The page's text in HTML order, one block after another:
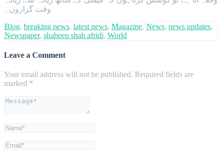
وقت گزاروں۔
Blog, breaking news, latest news, Magazine, News, news updates,
Newspaper, shaheen shah afridi, World
Leave a Comment
Your email address will not be published. Required fields are
marked *